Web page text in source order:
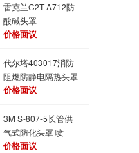
雷克兰C2T-A712防
酸碱头罩
价格面议
代尔塔403017消防
阻燃防静电隔热头罩
价格面议
3M S-807-5长管供
气式防化头罩 喷
涂、打磨、喷砂专用
价格面议